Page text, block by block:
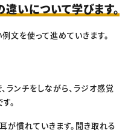
違いについて学びます。
文を使って進めていきます。
ランチをしながら、ラジオ感覚
。
が慣れていきます。聞き取れる